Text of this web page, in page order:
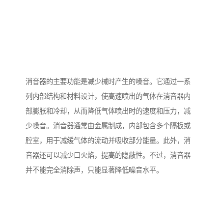
消音器的主要功能是减少械时产生的噪音。它通过一系
列内部结构和材料设计，使高速喷出的气体在消音器内
部膨胀和冷却，从而降低气体喷出时的速度和压力，减
少噪音。消音器通常由金属制成，内部包含多个隔板或
腔室，用于减缓气体的流动并吸收部分能量。此外，消
音器还可以减少口火焰，提高的隐蔽性。不过，消音器
并不能完全消除声，只能显著降低噪音水平。